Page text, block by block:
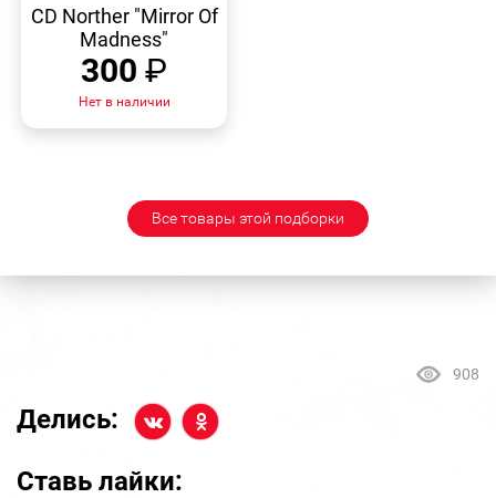
ПРОСМОТР
CD Norther "Mirror Of
Madness"
300 ₽
Нет в наличии
Все товары этой подборки
908
Делись:
Ставь лайки: